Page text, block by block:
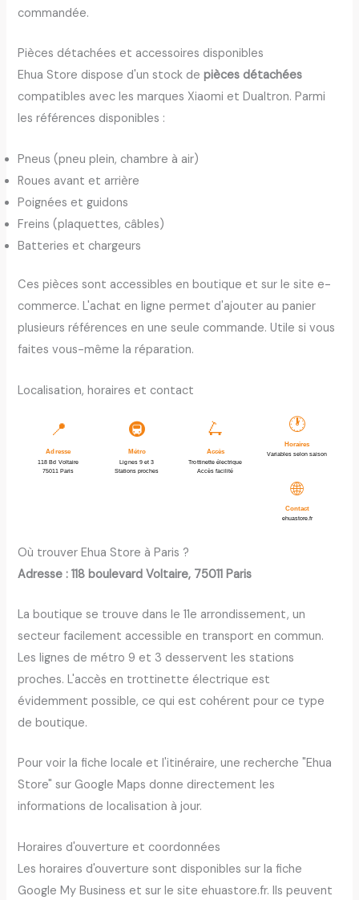
commandée.
Pièces détachées et accessoires disponibles
Ehua Store dispose d'un stock depièces détachées
compatibles avec les marques Xiaomi et Dualtron. Parmi
les références disponibles :
Pneus (pneu plein, chambre à air)
Roues avant et arrière
Poignées et guidons
Freins (plaquettes, câbles)
Batteries et chargeurs
Ces pièces sont accessibles en boutique et sur le site e-
commerce. L'achat en ligne permet d'ajouter au panier
plusieurs références en une seule commande. Utile si vous
faites vous-même la réparation.
Localisation, horaires et contact
📍
Adresse
118 Bd Voltaire
75011 Paris
🚇
Métro
Lignes 9 et 3
Stations proches
🛴
Accès
Trottinette électrique
Accès facilité
🕐
Horaires
Variables selon saison
🌐
Contact
ehuastore.fr
Où trouver Ehua Store à Paris ?
Adresse : 118 boulevard Voltaire, 75011 Paris
La boutique se trouve dans le 11e arrondissement, un
secteur facilement accessible en transport en commun.
Les lignes de métro 9 et 3 desservent les stations
proches. L'accès en trottinette électrique est
évidemment possible, ce qui est cohérent pour ce type
de boutique.
Pour voir la fiche locale et l'itinéraire, une recherche "Ehua
Store" sur Google Maps donne directement les
informations de localisation à jour.
Horaires d'ouverture et coordonnées
Les horaires d'ouverture sont disponibles sur la fiche
Google My Business et sur le site ehuastore.fr. Ils peuvent